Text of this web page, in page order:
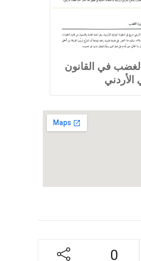
في القانون
الأردني
0